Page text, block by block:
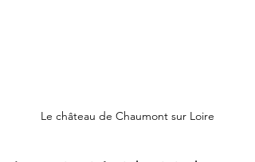
Le château de Chaumont sur Loire